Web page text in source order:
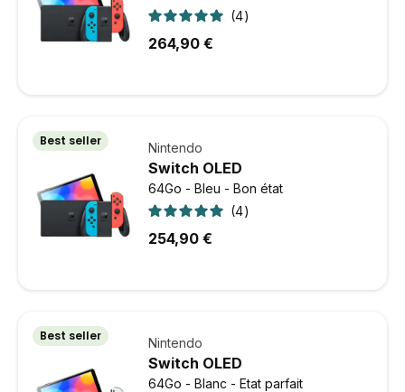
4
264,90 €
Best seller Nintendo
Switch OLED
64Go - Bleu - Bon état
4
254,90 €
Best seller Nintendo
Switch OLED
64Go - Blanc - Etat parfait